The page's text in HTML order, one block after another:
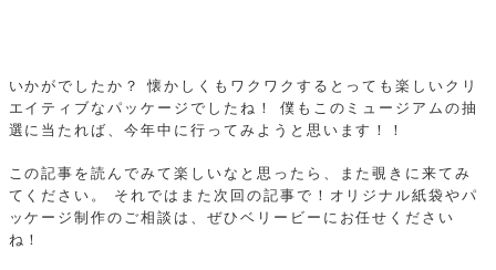
いかがでしたか？
懐かしくもワクワクするとっても楽しいクリ
エイティブなパッケージでしたね！
僕もこのミュージアムの抽
選に当たれば、今年中に行ってみようと思います！！
この記事を読んでみて楽しいなと思ったら、また覗きに来てみ
てください。
それではまた次回の記事で！オリジナル紙袋やパ
ッケージ制作のご相談は、ぜひベリービーにお任せください
ね！